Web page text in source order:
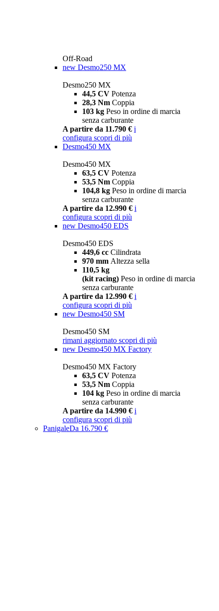
Off-Road
new Desmo250 MX
Desmo250 MX
44,5 CV Potenza
28,3 Nm Coppia
103 kg Peso in ordine di marcia
senza carburante
A partire da 11.790 € i
configura scopri di più
Desmo450 MX
Desmo450 MX
63,5 CV Potenza
53,5 Nm Coppia
104,8 kg Peso in ordine di marcia
senza carburante
A partire da 12.990 € i
configura scopri di più
new Desmo450 EDS
Desmo450 EDS
449,6 cc Cilindrata
970 mm Altezza sella
110,5 kg
(kit racing) Peso in ordine di marcia
senza carburante
A partire da 12.990 € i
configura scopri di più
new Desmo450 SM
Desmo450 SM
rimani aggiornato scopri di più
new Desmo450 MX Factory
Desmo450 MX Factory
63,5 CV Potenza
53,5 Nm Coppia
104 kg Peso in ordine di marcia
senza carburante
A partire da 14.990 € i
configura scopri di più
PanigaleDa 16.790 €